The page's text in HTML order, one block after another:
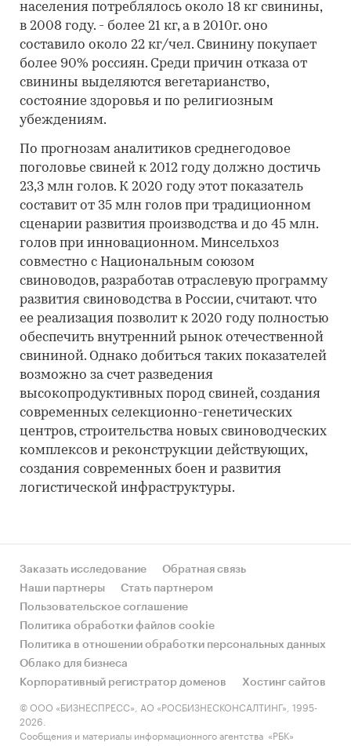
населения потреблялось около 18 кг свинины,
в 2008 году. - более 21 кг, а в 2010г. оно
составило около 22 кг/чел. Свинину покупает
более 90% россиян. Среди причин отказа от
свинины выделяются вегетарианство,
состояние здоровья и по религиозным
убеждениям.
По прогнозам аналитиков среднегодовое
поголовье свиней к 2012 году должно достичь
23,3 млн голов. К 2020 году этот показатель
составит от 35 млн голов при традиционном
сценарии развития производства и до 45 млн.
голов при инновационном. Минсельхоз
совместно с Национальным союзом
свиноводов, разработав отраслевую программу
развития свиноводства в России, считают. что
ее реализация позволит к 2020 году полностью
обеспечить внутренний рынок отечественной
свининой. Однако добиться таких показателей
возможно за счет разведения
высокопродуктивных пород свиней, создания
современных селекционно-генетических
центров, строительства новых свиноводческих
комплексов и реконструкции действующих,
создания современных боен и развития
логистической инфраструктуры.
Заказать исследование
Обратная связь
Наши партнеры
Стать партнером
Пользовательское соглашение
Политика обработки файлов cookie
Политика в отношении обработки персональных данных
Облако для бизнеса
Корпоративный регистратор доменов
Хостинг сайтов
© ООО «БИЗНЕСПРЕСС», АО «РОСБИЗНЕСКОНСАЛТИНГ», 1995-
2026.
Сообщения и материалы информационного агентства «РБК»